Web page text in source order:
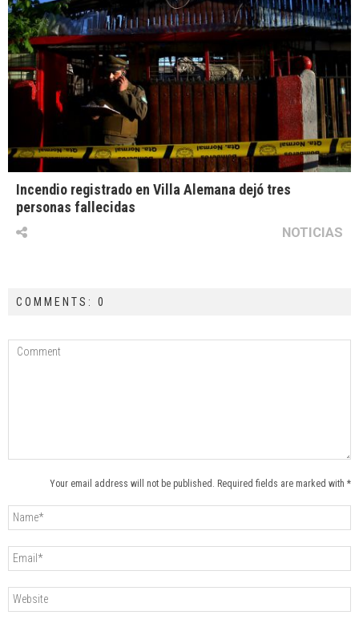
Incendio registrado en Villa Alemana dejó tres
personas fallecidas
NOTICIAS
COMMENTS: 0
Your email address will not be published. Required fields are marked with *